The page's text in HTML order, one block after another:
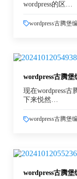
wordpress的区…
wordpress古腾堡
wordpress古腾
现在wordpress
下来悦然…
wordpress古腾堡
wordpress古腾